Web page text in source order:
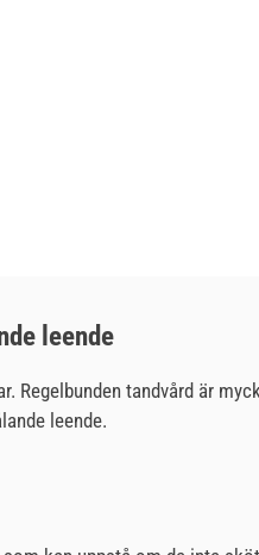
leende
Regelbunden tandvård är
leende.